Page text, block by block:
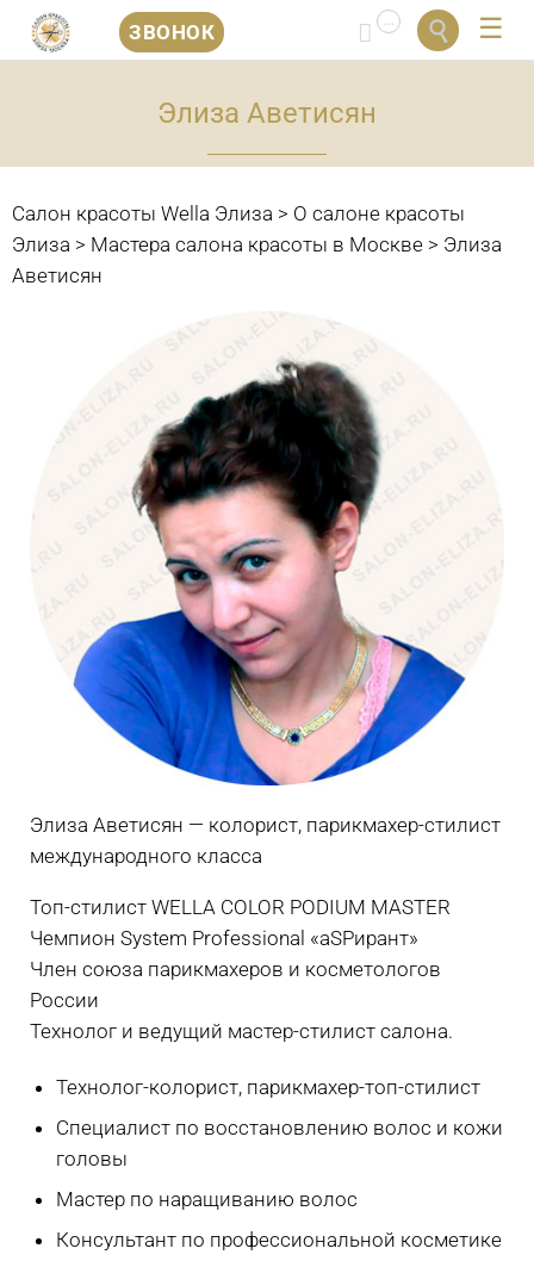
ЗВОНОК  
Элиза Аветисян
Салон красоты Wella Элиза > О салоне красоты
Элиза > Мастера салона красоты в Москве > Элиза
Аветисян
Элиза Аветисян — колорист, парикмахер-стилист
международного класса
Топ-стилист WELLA COLOR PODIUM MASTER
Чемпион System Professional «aSPирант»
Член союза парикмахеров и косметологов
России
Технолог и ведущий мастер-стилист салона.
Технолог-колорист, парикмахер-топ-стилист
Специалист по восстановлению волос и кожи
головы
Мастер по наращиванию волос
Консультант по профессиональной косметике